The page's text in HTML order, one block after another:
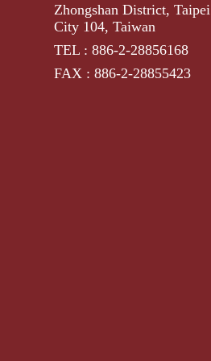
Zhongshan District, Taipei
City 104, Taiwan
TEL : 886-2-28856168
FAX : 886-2-28855423